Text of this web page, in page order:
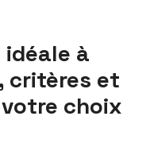
à
critères et
choix